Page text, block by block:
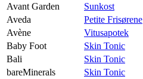
Åpningstider
Praktisk informasjon
Ledige stillinger
Avant Garden
Sunkost
Aveda
Petite Frisørene
Avène
Vitusapotek
Baby Foot
Skin Tonic
Bali
Skin Tonic
bareMinerals
Skin Tonic